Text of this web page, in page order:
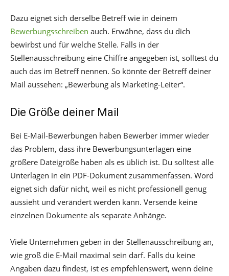
Dazu eignet sich derselbe Betreff wie in deinem
Bewerbungsschreiben auch. Erwähne, dass du dich
bewirbst und für welche Stelle. Falls in der
Stellenausschreibung eine Chiffre angegeben ist, solltest du
auch das im Betreff nennen. So könnte der Betreff deiner
Mail aussehen: „Bewerbung als Marketing-Leiter“.
Die Größe deiner Mail
Bei E-Mail-Bewerbungen haben Bewerber immer wieder
das Problem, dass ihre Bewerbungsunterlagen eine
größere Dateigröße haben als es üblich ist. Du solltest alle
Unterlagen in ein PDF-Dokument zusammenfassen. Word
eignet sich dafür nicht, weil es nicht professionell genug
aussieht und verändert werden kann. Versende keine
einzelnen Dokumente als separate Anhänge.
Viele Unternehmen geben in der Stellenausschreibung an,
wie groß die E-Mail maximal sein darf. Falls du keine
Angaben dazu findest, ist es empfehlenswert, wenn deine